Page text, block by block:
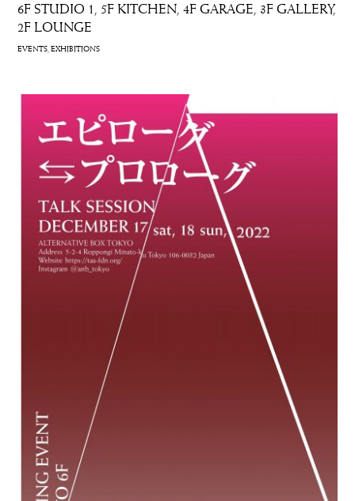
6F STUDIO 1 5F KITCHEN 4F GARAGE 3F GALLERY
2F LOUNGE
EVENTS EXHIBITIONS